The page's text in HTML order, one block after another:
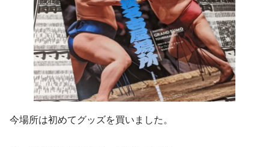
今場所は初めてグッズを買いました。